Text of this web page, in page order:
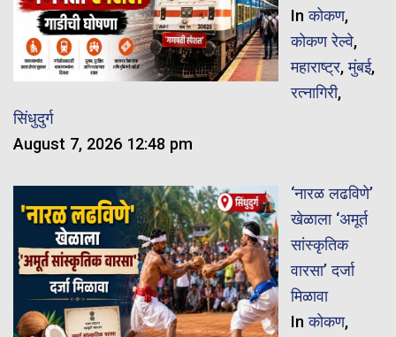
Inकोकण,
कोकण रेल्वे,
महाराष्ट्र,मुंबई,
रत्नागिरी,
सिंधुदुर्ग
August 7, 2026 12:48 pm
‘नारळ लढविणे’
खेळाला ‘अमूर्त
सांस्कृतिक
वारसा’ दर्जा
मिळावा
Inकोकण,